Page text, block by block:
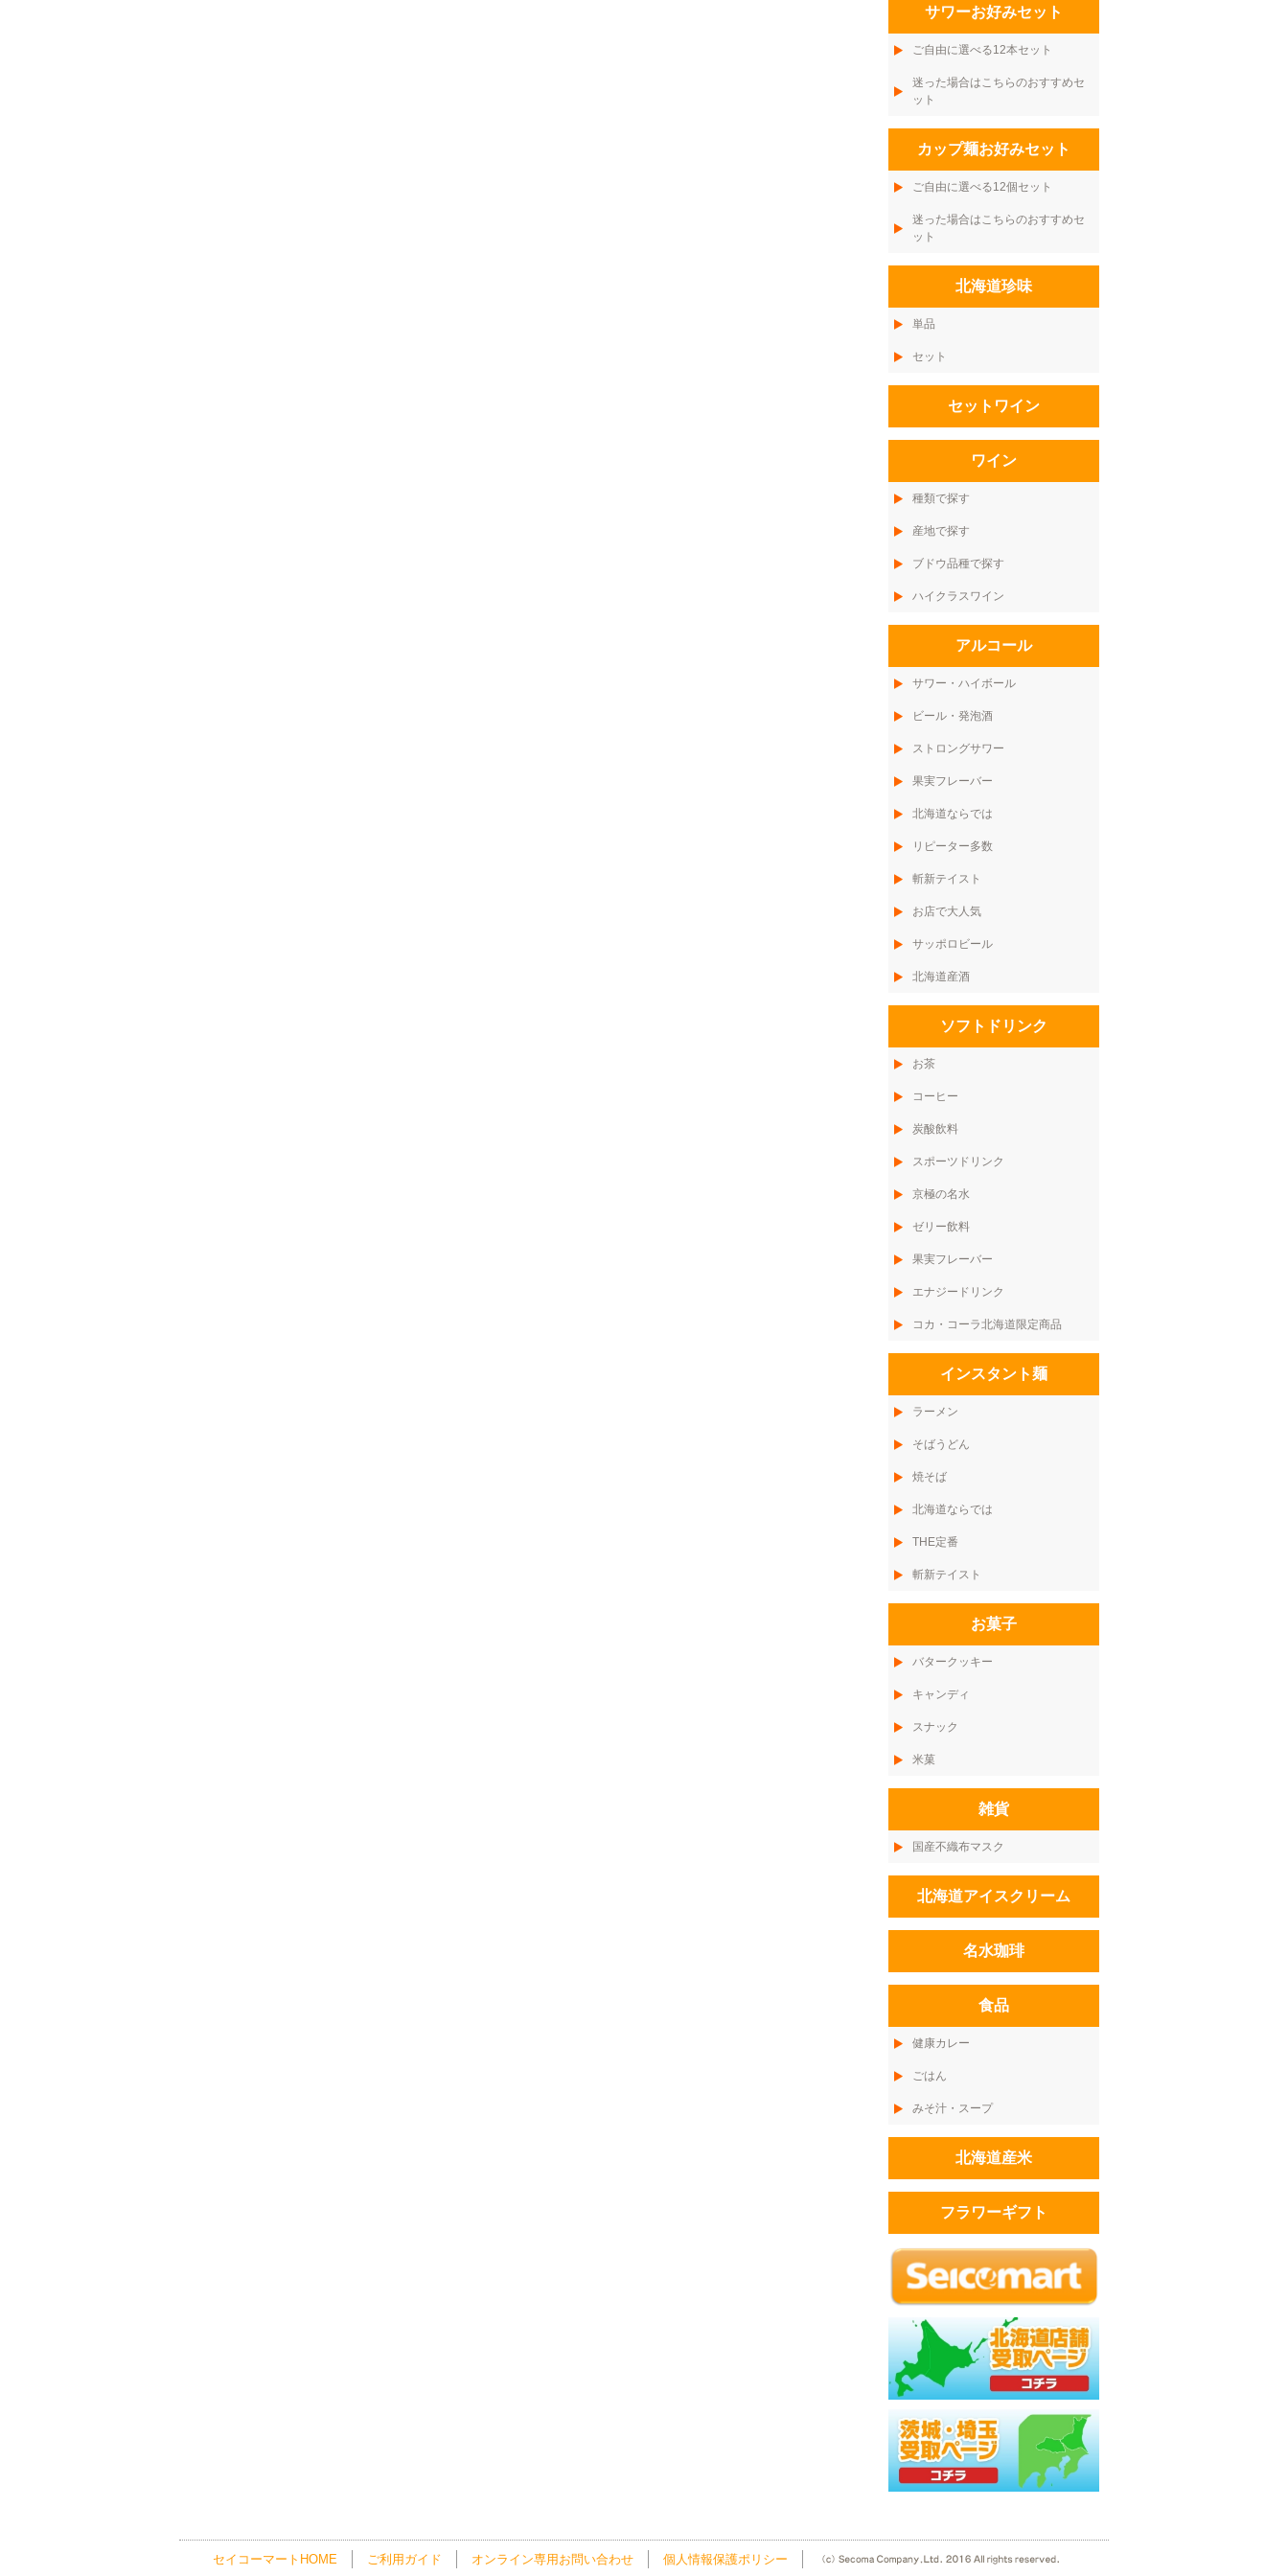
サワーお好みセット
ご自由に選べる12本セット
迷った場合はこちらのおすすめセ
ット
カップ麺お好みセット
ご自由に選べる12個セット
迷った場合はこちらのおすすめセ
ット
北海道珍味
単品
セット
セットワイン
ワイン
種類で探す
産地で探す
ブドウ品種で探す
ハイクラスワイン
アルコール
サワー・ハイボール
ビール・発泡酒
ストロングサワー
果実フレーバー
北海道ならでは
リピーター多数
斬新テイスト
お店で大人気
サッポロビール
北海道産酒
ソフトドリンク
お茶
コーヒー
炭酸飲料
スポーツドリンク
京極の名水
ゼリー飲料
果実フレーバー
エナジードリンク
コカ・コーラ北海道限定商品
インスタント麺
ラーメン
そばうどん
焼そば
北海道ならでは
THE定番
斬新テイスト
お菓子
バタークッキー
キャンディ
スナック
米菓
雑貨
国産不織布マスク
北海道アイスクリーム
名水珈琲
食品
健康カレー
ごはん
みそ汁・スープ
北海道産米
フラワーギフト
セイコーマートHOME ご利用ガイド オンライン専用お問い合わせ 個人情報保護ポリシー